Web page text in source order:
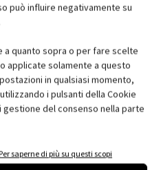
può influire negativamente su
quanto sopra o per fare scelte
applicate solamente a questo
in qualsiasi momento,
i pulsanti della Cookie
del consenso nella parte
saperne di più su questi scopi